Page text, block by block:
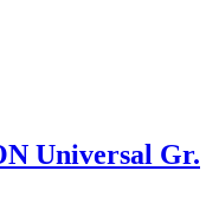
Universal Gr.